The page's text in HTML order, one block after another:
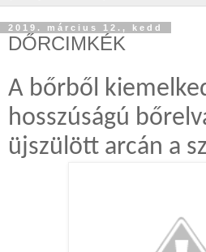
2019. március 12., kedd
DŐRCIMKÉK
A bőrből
hosszúságú
üjszülött arcán a